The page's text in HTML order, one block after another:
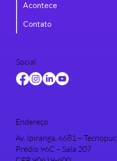
Acontece
Contato
Social
Endereço
Av. Ipiranga, 6681 – Tecnopuc
Prédio 96C – Sala 207